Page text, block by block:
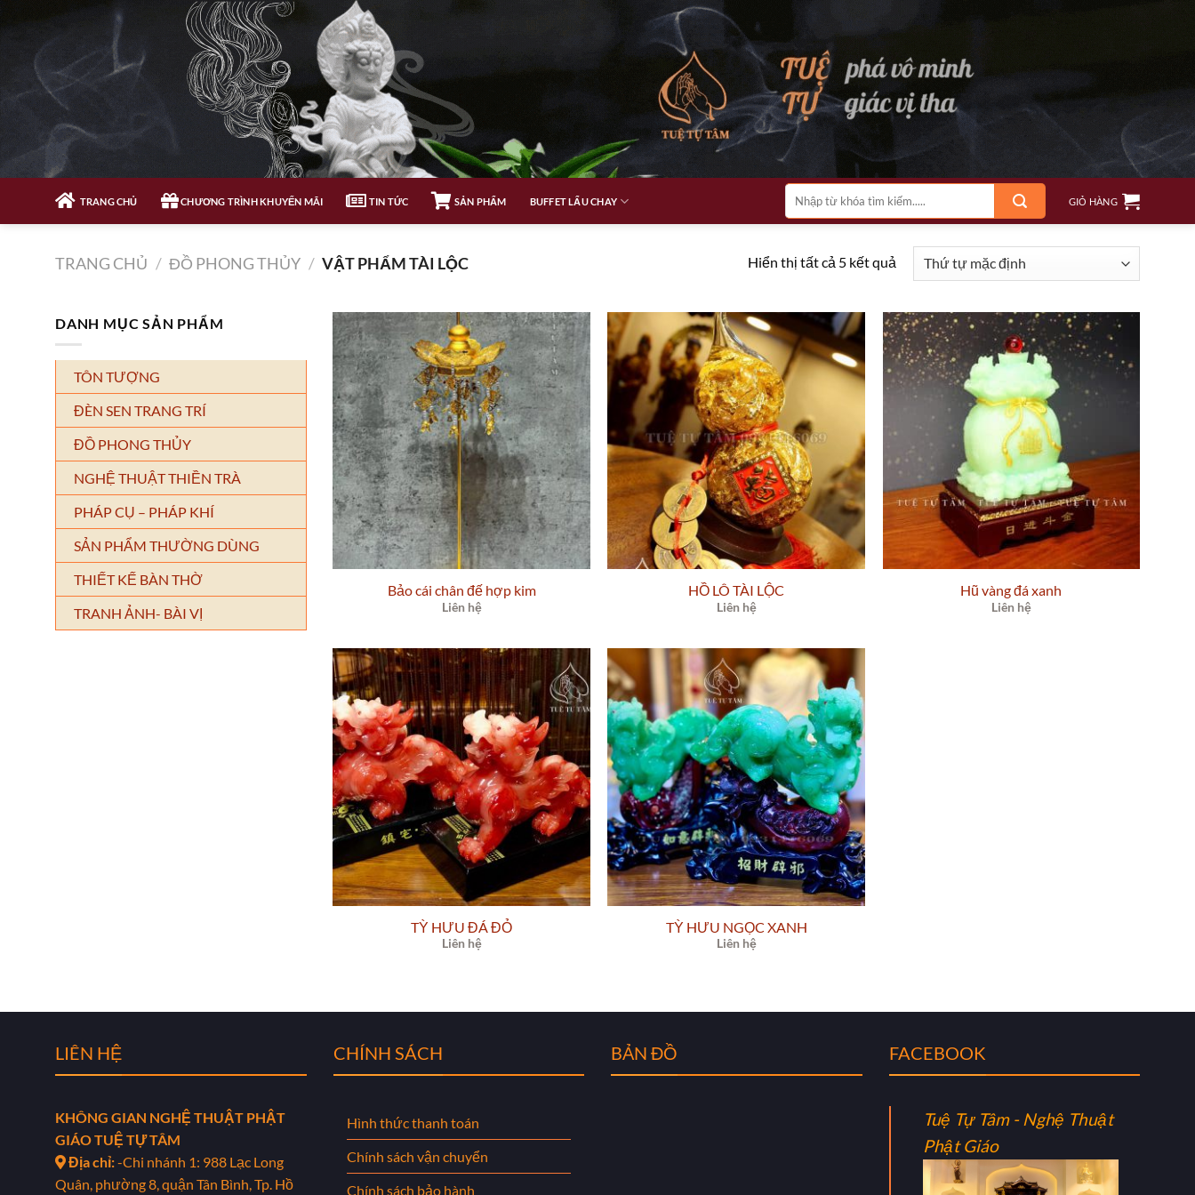
qua
TRANG CHỦ CHƯƠNG TRÌNH KHUYẾN MÃI TIN TỨC SẢN PHẨM BUFFET LẨU CHAY
Tìm
kiếm:
GIỎ HÀNG
TRANG CHỦ / ĐỒ PHONG THỦY / VẬT PHẨM TÀI LỘC Hiển thị tất cả 5 kết quả
DANH MỤC SẢN PHẨM
TÔN TƯỢNG
ĐÈN SEN TRANG TRÍ
ĐỒ PHONG THỦY
NGHỆ THUẬT THIỀN TRÀ
PHÁP CỤ – PHÁP KHÍ
SẢN PHẨM THƯỜNG DÙNG
THIẾT KẾ BÀN THỜ
TRANH ẢNH- BÀI VỊ
Bảo cái chân đế hợp kim
Liên hệ
HỒ LÔ TÀI LỘC
Liên hệ
Hũ vàng đá xanh
Liên hệ
TỲ HƯU ĐÁ ĐỎ
Liên hệ
TỲ HƯU NGỌC XANH
Liên hệ
LIÊN HỆ
KHÔNG GIAN NGHỆ THUẬT PHẬT
GIÁO TUỆ TỰ TÂM
Địa chỉ:-Chi nhánh 1: 988 Lạc Long
Quân, phường 8, quận Tân Bình, Tp. Hồ
CHÍNH SÁCH
Hình thức thanh toán
Chính sách vận chuyển
Chính sách bảo hành
BẢN ĐỒ FACEBOOK
Tuệ Tự Tâm - Nghệ Thuật
Phật Giáo